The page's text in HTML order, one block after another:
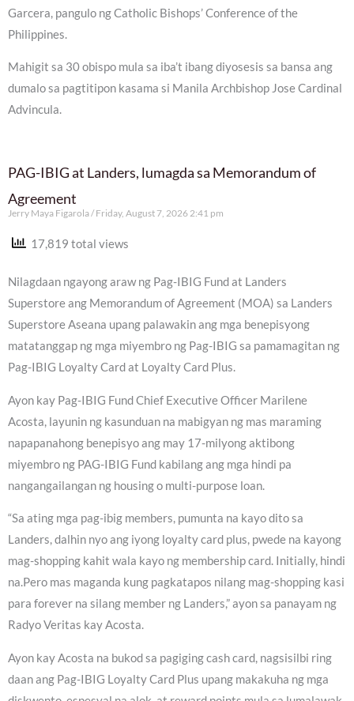
Garcera, pangulo ng Catholic Bishops’ Conference of the
Philippines.
Mahigit sa 30 obispo mula sa iba’t ibang diyosesis sa bansa ang
dumalo sa pagtitipon kasama si Manila Archbishop Jose Cardinal
Advincula.
PAG-IBIG at Landers, lumagda sa Memorandum of
Agreement
Jerry Maya Figarola Friday, August 7, 2026 2:41 pm
17,819 total views
Nilagdaan ngayong araw ng Pag-IBIG Fund at Landers
Superstore ang Memorandum of Agreement (MOA) sa Landers
Superstore Aseana upang palawakin ang mga benepisyong
matatanggap ng mga miyembro ng Pag-IBIG sa pamamagitan ng
Pag-IBIG Loyalty Card at Loyalty Card Plus.
Ayon kay Pag-IBIG Fund Chief Executive Officer Marilene
Acosta, layunin ng kasunduan na mabigyan ng mas maraming
napapanahong benepisyo ang may 17-milyong aktibong
miyembro ng PAG-IBIG Fund kabilang ang mga hindi pa
nangangailangan ng housing o multi-purpose loan.
“Sa ating mga pag-ibig members, pumunta na kayo dito sa
Landers, dalhin nyo ang iyong loyalty card plus, pwede na kayong
mag-shopping kahit wala kayo ng membership card. Initially, hindi
na.Pero mas maganda kung pagkatapos nilang mag-shopping kasi
para forever na silang member ng Landers,” ayon sa panayam ng
Radyo Veritas kay Acosta.
Ayon kay Acosta na bukod sa pagiging cash card, nagsisilbi ring
daan ang Pag-IBIG Loyalty Card Plus upang makakuha ng mga